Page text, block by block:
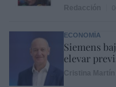
ECONOMÍA
Siemens
elevar